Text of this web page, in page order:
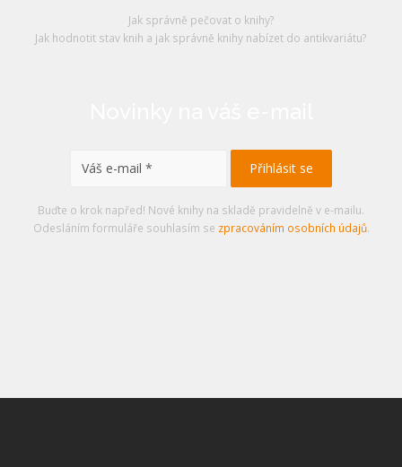
Jak správně pečovat o knihy?
Jak hodnotit stav knih a jak správně knihy nabízet do antikvariátu?
Buďte o krok napřed! Nové knihy na skladě pravidelně v e-mailu.
Odesláním formuláře souhlasím se zpracováním osobních údajů.